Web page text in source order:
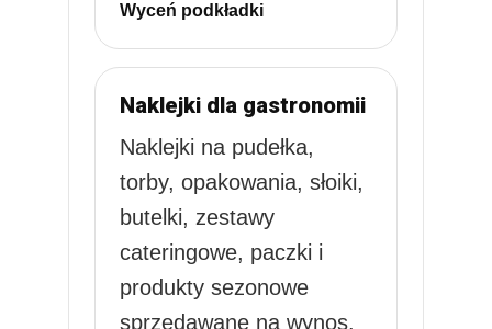
Wyceń podkładki
Naklejki dla gastronomii
Naklejki na pudełka,
torby, opakowania, słoiki,
butelki, zestawy
cateringowe, paczki i
produkty sezonowe
sprzedawane na wynos.